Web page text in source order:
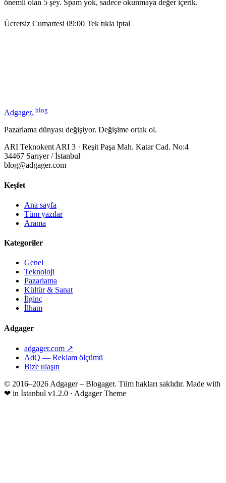
önemli olan 5 şey. Spam yok, sadece okunmaya değer içerik.
Ücretsiz Cumartesi 09:00 Tek tıkla iptal
Adgager. blog
Pazarlama dünyası değişiyor. Değişime ortak ol.
ARI Teknokent ARI 3 · Reşit Paşa Mah. Katar Cad. No:4
34467 Sarıyer / İstanbul
blog@adgager.com
Keşfet
Ana sayfa
Tüm yazılar
Arama
Kategoriler
Genel
Teknoloji
Pazarlama
Kültür & Sanat
İlginç
İlham
Adgager
adgager.com ↗
AdQ — Reklam ölçümü
Bize ulaşın
© 2016–2026 Adgager – Blogager. Tüm hakları saklıdır. Made with
❤ in İstanbul v1.2.0 · Adgager Theme